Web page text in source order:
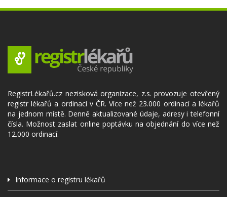
RegistrLékařů.cz nezisková organizace, z.s. provozuje otevřený
registr lékařů a ordinací v ČR. Více než 23.000 ordinací a lékařů
na jednom místě. Denně aktualizované údaje, adresy i telefonní
čísla. Možnost zaslat online poptávku na objednání do více než
12.000 ordinací.
Informace o registru lékařů